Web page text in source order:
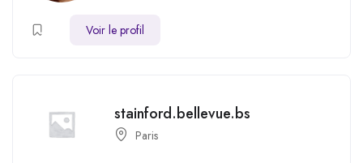
Voir le profil
stainford.bellevue.bs
Paris